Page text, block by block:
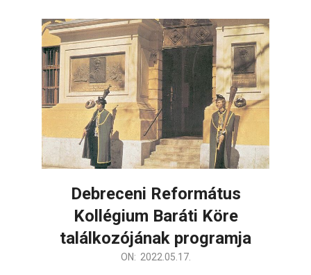
Debreceni Református
Kollégium Baráti Köre
találkozójának programja
ON: 2022.05.17.